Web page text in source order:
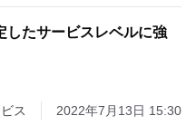
したサービスレベルに強
ス 2022年7月13日 15:30